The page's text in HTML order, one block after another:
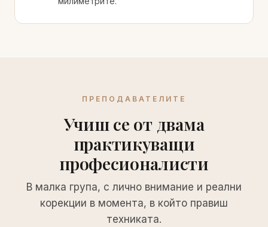
ПРЕПОДАВАТЕЛИТЕ
Учиш се от двама
практикуващи
професионалисти
В малка група, с лично внимание и реални
корекции в момента, в който правиш
техниката.